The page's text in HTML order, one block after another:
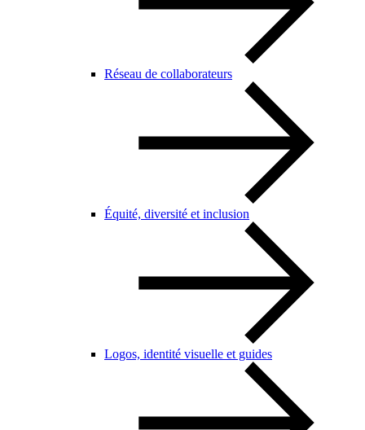
Réseau de collaborateurs
Équité, diversité et inclusion
Logos, identité visuelle et guides